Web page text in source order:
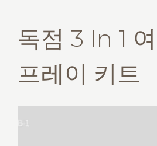
독점 3 In 1
프레이 키트